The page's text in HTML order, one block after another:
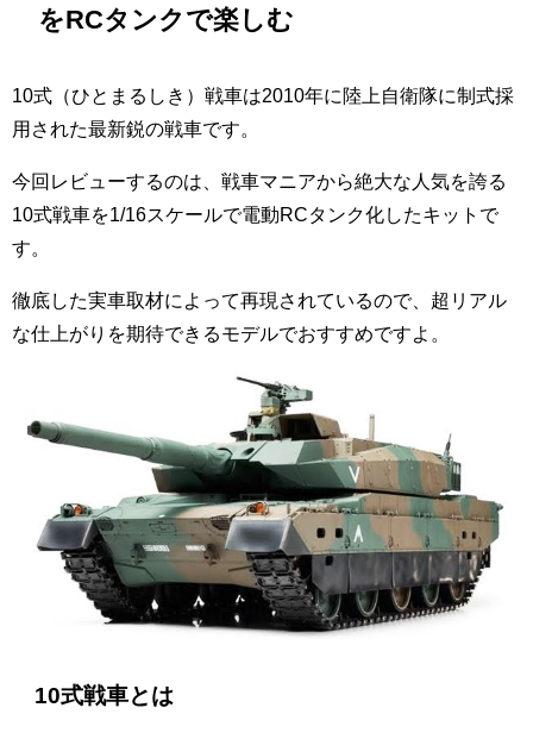
をRCタンクで楽しむ
10式（ひとまるしき）戦車は2010年に陸上自衛隊に制式採
用された最新鋭の戦車です。
今回レビューするのは、戦車マニアから絶大な人気を誇る
10式戦車を1/16スケールで電動RCタンク化したキットで
す。
徹底した実車取材によって再現されているので、超リアル
な仕上がりを期待できるモデルでおすすめですよ。
10式戦車とは